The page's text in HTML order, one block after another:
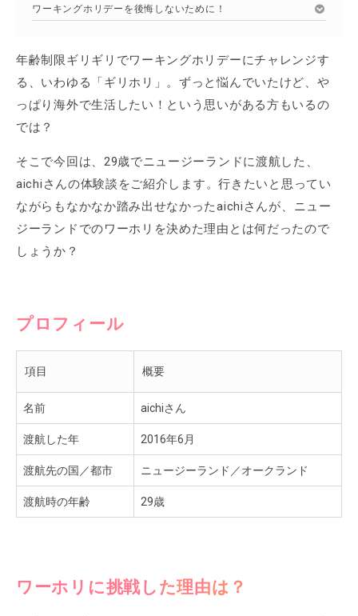
ワーキングホリデーを後悔しないために！
年齢制限ギリギリでワーキングホリデーにチャレンジす
る、いわゆる「ギリホリ」。ずっと悩んでいたけど、や
っぱり海外で生活したい！という思いがある方もいるの
では？
そこで今回は、29歳でニュージーランドに渡航した、
aichiさんの体験談をご紹介します。行きたいと思ってい
ながらもなかなか踏み出せなかったaichiさんが、ニュー
ジーランドでのワーホリを決めた理由とは何だったので
しょうか？
プロフィール
項目 概要
名前 aichiさん
渡航した年 2016年6月
渡航先の国／都市 ニュージーランド／オークランド
渡航時の年齢 29歳
ワーホリに挑戦した理由は？